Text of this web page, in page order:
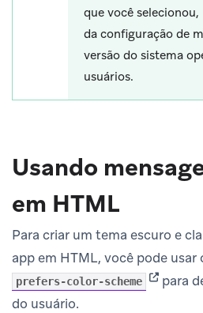
que você
da configuração de
versão do sistema
usuários.
Usando
em HTML
Para criar um tema escuro e
app em HTML, você pode usar
prefers-color-scheme (opens
para
do usuário.